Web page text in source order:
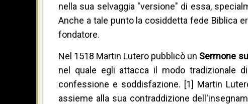
nella sua selvaggia "versione" di essa,
Anche a tale punto la cosiddetta fede Biblica
fondatore.
Nel 1518 Martin Lutero pubblicò un Sermone
nel quale egli attacca il modo tradizionale
confessione e soddisfazione. [1] Martin
assieme alla sua contraddizione